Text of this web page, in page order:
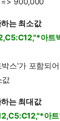
는 최소값
아트
스'가 포함되
값
는 최대값
아